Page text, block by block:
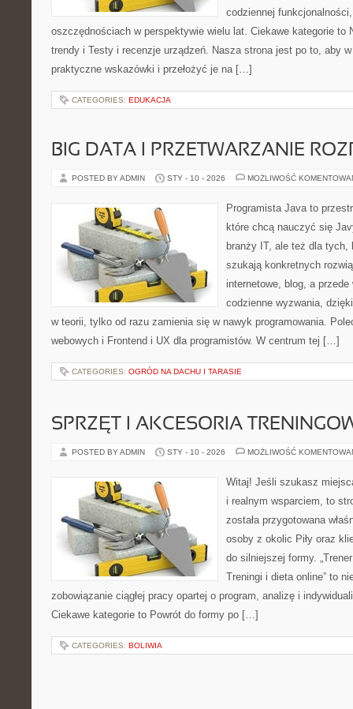
codziennej
oszczędnościach w perspektywie wielu lat. Ciekawe kategorie to
trendy i Testy i recenzje urządzeń. Nasza strona jest po to, aby
praktyczne wskazówki i przełożyć je na […]
CATEGORIES: EDUKACJA
BIG DATA I PRZETWARZANIE
POSTED BY ADMIN STY - 10 - 2026 MOŻLIWOŚĆ
Programista Java to
które chcą nauczyć się
branży IT, ale też dla tych,
szukają konkretnych
internetowe, blog, a
codzienne wyzwania,
w teorii, tylko od razu zamienia się w nawyk programowania.
webowych i Frontend i UX dla programistów. W centrum tej […]
CATEGORIES: OGRÓD NA DACHU I TARASIE
SPRZĘT I AKCESORIA
POSTED BY ADMIN STY - 10 - 2026 MOŻLIWOŚĆ
Witaj! Jeśli szukasz
i realnym wsparciem, to
została przygotowana
osoby z okolic Piły oraz
do silniejszej formy.
Treningi i dieta online” to
zobowiązanie ciągłej pracy opartej o program, analizę i
Ciekawe kategorie to Powrót do formy po […]
CATEGORIES: BOLIWIA